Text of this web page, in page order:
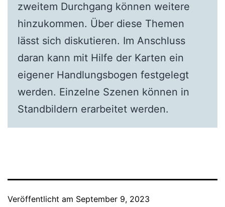
zweitem Durchgang können weitere
hinzukommen. Über diese Themen
lässt sich diskutieren. Im Anschluss
daran kann mit Hilfe der Karten ein
eigener Handlungsbogen festgelegt
werden. Einzelne Szenen können in
Standbildern erarbeitet werden.
Veröffentlicht am September 9, 2023